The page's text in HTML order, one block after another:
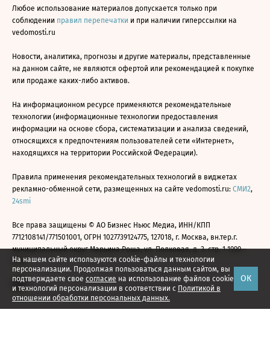
На нашем сайте используются cookie-файлы и технологии
персонализации. Продолжая пользоваться данным сайтом, вы
подтверждаете свое согласие на использование файлов cookie
и технологий персонализации в соответствии с Политикой в
отношении обработки персональных данных.
ОК
Любое использование материалов допускается только при
соблюдении правил перепечатки и при наличии гиперссылки на
vedomosti.ru
Новости, аналитика, прогнозы и другие материалы, представленные
на данном сайте, не являются офертой или рекомендацией к покупке
или продаже каких-либо активов.
На информационном ресурсе применяются рекомендательные
технологии (информационные технологии предоставления
информации на основе сбора, систематизации и анализа сведений,
относящихся к предпочтениям пользователей сети «Интернет»,
находящихся на территории Российской Федерации).
Правила применения рекомендательных технологий в виджетах
рекламно-обменной сети, размещенных на сайте vedomosti.ru: СМИ2,
24smi
Все права защищены © АО Бизнес Ньюс Медиа, ИНН/КПП
7712108141/771501001, ОГРН 1027739124775, 127018, г. Москва, вн.тер.г.
муниципальный округ Марьина Роща, ул. Полковая, д. 3, стр. 1 1999—
2026